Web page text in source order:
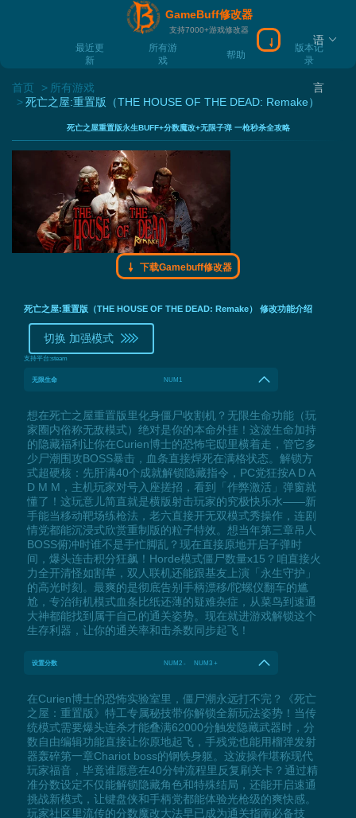
GameBuff修改器
支持7000+游戏修改器
最近更
新
所有游
戏
帮助
版本记
录
下载Gamebuff
语
言
首页
所有游戏
死亡之屋:重置版（THE HOUSE OF THE DEAD: Remake）
死亡之屋重置版永生BUFF+分数魔改+无限子弹 一枪秒杀全攻略
下载Gamebuff修改器
死亡之屋:重置版（THE HOUSE OF THE DEAD: Remake） 修改功能介绍
切换 加强模式
支持平台:steam
无限生命 NUM1
想在死亡之屋重置版里化身僵尸收割机？无限生命功能（玩
家圈内俗称无敌模式）绝对是你的本命外挂！这波生命加持
的隐藏福利让你在Curien博士的恐怖宅邸里横着走，管它多
少尸潮围攻BOSS暴击，血条直接焊死在满格状态。解锁方
式超硬核：先肝满40个成就解锁隐藏指令，PC党狂按A D A
D M M，主机玩家对号入座搓招，看到「作弊激活」弹窗就
懂了！这玩意儿简直就是横版射击玩家的究极快乐水——新
手能当移动靶场练枪法，老六直接开无双模式秀操作，连剧
情党都能沉浸式欣赏重制版的粒子特效。想当年第三章吊人
BOSS俯冲时谁不是手忙脚乱？现在直接原地开启子弹时
间，爆头连击积分狂飙！Horde模式僵尸数量x15？咱直接火
力全开清怪如割草，双人联机还能跟基友上演「永生守护」
的高光时刻。最爽的是彻底告别手柄漂移/陀螺仪翻车的尴
尬，专治街机模式血条比纸还薄的疑难杂症，从菜鸟到速通
大神都能找到属于自己的通关姿势。现在就进游戏解锁这个
生存利器，让你的通关率和击杀数同步起飞！
设置分数 NUM2 - NUM3 +
在Curien博士的恐怖实验室里，僵尸潮永远打不完？《死亡
之屋：重置版》特工专属秘技带你解锁全新玩法姿势！当传
统模式需要爆头连杀才能叠满62000分触发隐藏武器时，分
数自由编辑功能直接让你原地起飞，手残党也能用榴弹发射
器轰碎第一章Chariot boss的钢铁身躯。这波操作堪称现代
玩家福音，毕竟谁愿意在40分钟流程里反复刷关卡？通过精
准分数设定不仅能解锁隐藏角色和特殊结局，还能开启速通
挑战新模式，让键盘侠和手柄党都能体验光枪级的爽快感。
玩家社区里流传的分数魔改大法早已成为通关指南必备技